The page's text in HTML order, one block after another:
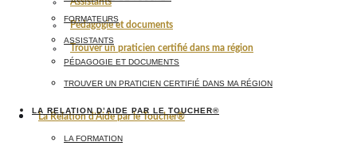
Pédagogie et documents
Trouver un praticien certifié dans ma région
La Relation d’Aide par le Toucher®
FORMATEURS
ASSISTANTS
PÉDAGOGIE ET DOCUMENTS
TROUVER UN PRATICIEN CERTIFIÉ DANS MA RÉGION
LA RELATION D’AIDE PAR LE TOUCHER®
LA FORMATION